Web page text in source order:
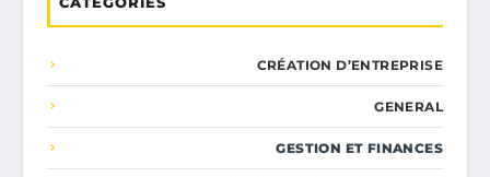
CRÉATION D’ENTREPRISE
GENERAL
GESTION ET FINANCES